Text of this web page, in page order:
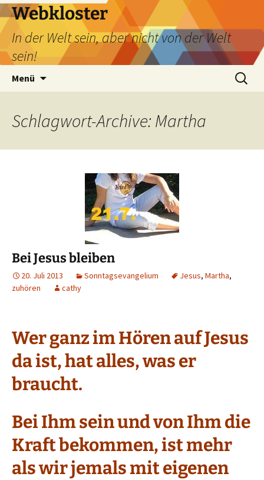
Webkloster
In der Welt sein, aber nicht von der Welt
sein!
Menü
Suchen
nach:
Schlagwort-Archive: Martha
Bei Jesus bleiben
20. Juli 2013 Sonntagsevangelium Jesus, Martha,
zuhören
cathy
Wer ganz im Hören auf Jesus
da ist, hat alles, was er
braucht.
Bei Ihm sein und von Ihm die
Kraft bekommen, ist mehr
als wir jemals mit eigenen